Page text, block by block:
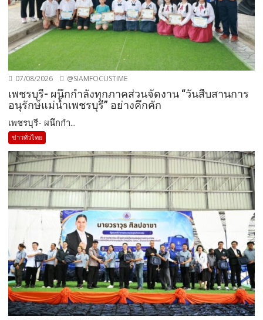
07/08/2026 @SIAMFOCUSTIME
เพชรบุรี- ผนึกกำลังทุกภาคส่วนจัดงาน “วันสืบสานการ
อนุรักษ์แม่น้ำเพชรบุรี” อย่างคึกคัก
เพชรบุรี- ผนึกกำ...
ข่าวทั่วไทย